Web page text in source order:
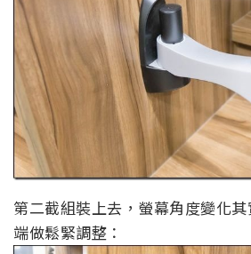
第二截組裝上去，螢幕角度變化
端做鬆緊調整：